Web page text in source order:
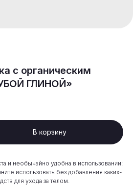
с органическим
ГЛИНОЙ»
В корзину
и необычайно удобна в использовании:
использовать без добавления каких-
для ухода за телом.